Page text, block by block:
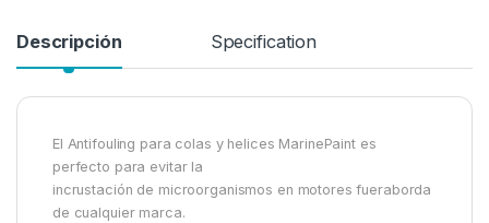
Descripción Specification
El Antifouling para colas y helices MarinePaint es
perfecto para evitar la
incrustación de microorganismos en motores fueraborda
de cualquier marca.